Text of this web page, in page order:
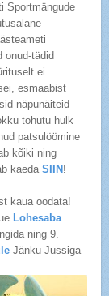
Sportmängude
onud-tädid
ei
esmaabist
näpunäiteid
tohutu hulk
patsulöömine
kõiki ning
kaedaSIIN !
kaua oodata!
Lohesaba
ning 9.
Jänku-Jussiga